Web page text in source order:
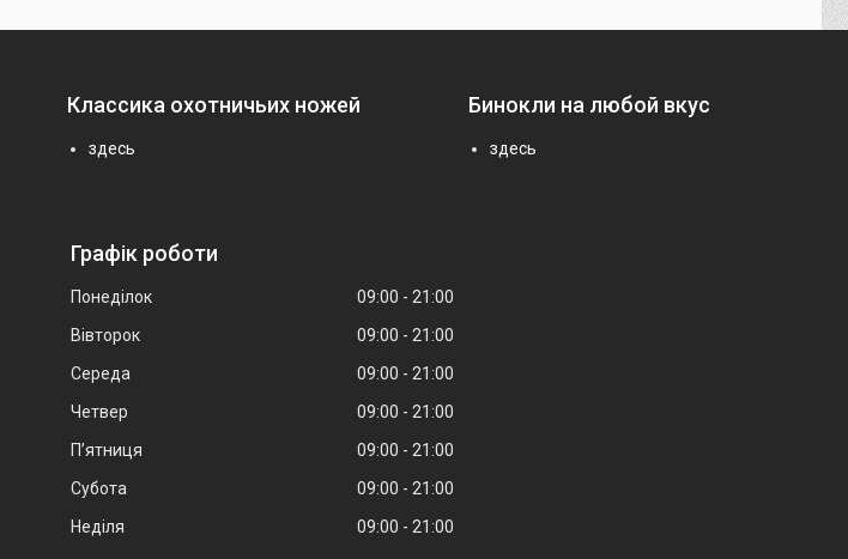
Классика охотничьих ножей
здесь
Бинокли на любой вкус
здесь
Графік роботи
Понеділок 09:00
21:00
Вівторок
09:00
21:00
Середа
09:00
21:00
Четвер
09:00
21:00
Пʼятниця
09:00
21:00
Субота
09:00
21:00
Неділя
09:00 21:00